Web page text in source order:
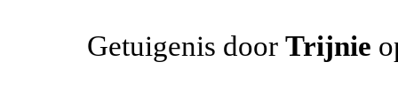
Getuigenis door Trijnie